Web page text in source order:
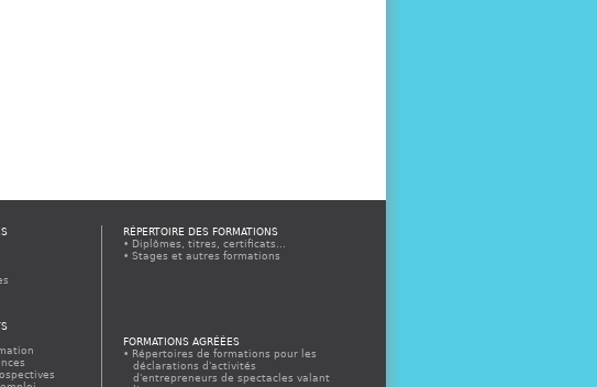
RÉPERTOIRE DES FORMATIONS
Diplômes, titres, certificats...
Stages et autres formations
FORMATIONS AGRÉÉES
Répertoires de formations pour les
déclarations d'activités
d'entrepreneurs de spectacles valant